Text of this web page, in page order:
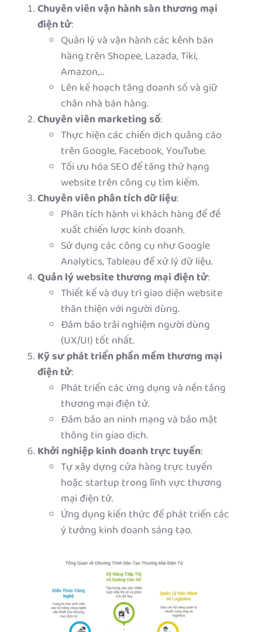
Chuyên viên vận hành sàn thương mại
điện tử:
Quản lý và vận hành các kênh bán
hàng trên Shopee, Lazada, Tiki,
Amazon,…
Lên kế hoạch tăng doanh số và giữ
chân nhà bán hàng.
Chuyên viên marketing số:
Thực hiện các chiến dịch quảng cáo
trên Google, Facebook, YouTube.
Tối ưu hóa SEO để tăng thứ hạng
website trên công cụ tìm kiếm.
Chuyên viên phân tích dữ liệu:
Phân tích hành vi khách hàng để đề
xuất chiến lược kinh doanh.
Sử dụng các công cụ như Google
Analytics, Tableau để xử lý dữ liệu.
Quản lý website thương mại điện tử:
Thiết kế và duy trì giao diện website
thân thiện với người dùng.
Đảm bảo trải nghiệm người dùng
(UX/UI) tốt nhất.
Kỹ sư phát triển phần mềm thương mại
điện tử:
Phát triển các ứng dụng và nền tảng
thương mại điện tử.
Đảm bảo an ninh mạng và bảo mật
thông tin giao dịch.
Khởi nghiệp kinh doanh trực tuyến:
Tự xây dựng cửa hàng trực tuyến
hoặc startup trong lĩnh vực thương
mại điện tử.
Ứng dụng kiến thức để phát triển các
ý tưởng kinh doanh sáng tạo.